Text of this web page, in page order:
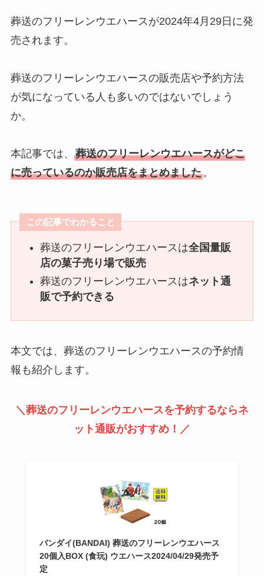
葬送のフリーレンウエハースが2024年4月29日に発
売されます。
葬送のフリーレンウエハースの販売店や予約方法
が気になっている人も多いのではないでしょう
か。
本記事では、 葬送のフリーレンウエハースがどこ
に売っているのか販売店をまとめました。
この記事でわかること
葬送のフリーレンウエハースは全国量販
店の菓子売り場で販売
葬送のフリーレンウエハースはネット通
販で予約できる
本文では、葬送のフリーレンウエハースの予約情
報も紹介します。
＼葬送のフリーレンウエハースを予約するならネ
ット通販がおすすめ！ ／
バンダイ(BANDAI) 葬送のフリーレンウエハース
20個入BOX (食玩) ウエハース2024/04/29発売予
定